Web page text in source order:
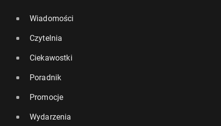
Wiadomości
Czytelnia
Ciekawostki
Poradnik
Promocje
Wydarzenia